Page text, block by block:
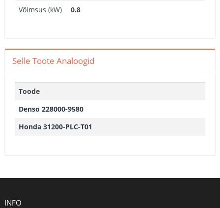
Võimsus (kW)
0.8
Selle Toote Analoogid
Toode
Denso 228000-9580
Honda 31200-PLC-T01
INFO